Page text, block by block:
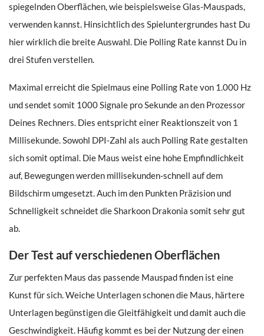
spiegelnden Oberflächen, wie beispielsweise Glas-Mauspads,
verwenden kannst. Hinsichtlich des Spieluntergrundes hast Du
hier wirklich die breite Auswahl. Die Polling Rate kannst Du in
drei Stufen verstellen.
Maximal erreicht die Spielmaus eine Polling Rate von 1.000 Hz
und sendet somit 1000 Signale pro Sekunde an den Prozessor
Deines Rechners. Dies entspricht einer Reaktionszeit von 1
Millisekunde. Sowohl DPI-Zahl als auch Polling Rate gestalten
sich somit optimal. Die Maus weist eine hohe Empfindlichkeit
auf, Bewegungen werden millisekunden-schnell auf dem
Bildschirm umgesetzt. Auch im den Punkten Präzision und
Schnelligkeit schneidet die Sharkoon Drakonia somit sehr gut
ab.
Der Test auf verschiedenen Oberflächen
Zur perfekten Maus das passende Mauspad finden ist eine
Kunst für sich. Weiche Unterlagen schonen die Maus, härtere
Unterlagen begünstigen die Gleitfähigkeit und damit auch die
Geschwindigkeit. Häufig kommt es bei der Nutzung der einen